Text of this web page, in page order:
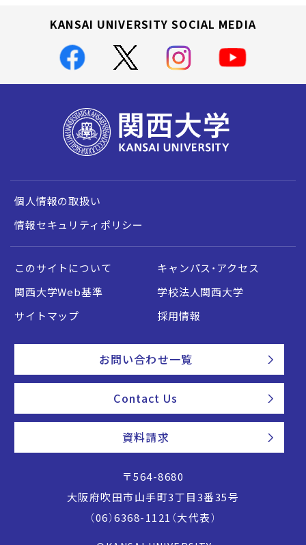
KANSAI UNIVERSITY SOCIAL MEDIA
個人情報の取扱い
情報セキュリティポリシー
このサイトについて
キャンパス・アクセス
関西大学Web基準
学校法人関西大学
サイトマップ
採用情報
お問い合わせ一覧
Contact Us
資料請求
〒564-8680
大阪府吹田市山手町3丁目3番35号
（06）6368-1121（大代表）